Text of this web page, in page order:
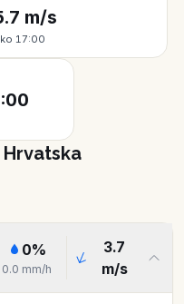
m/s
17:00
0%
0.0 mm/h
3.7
m/s